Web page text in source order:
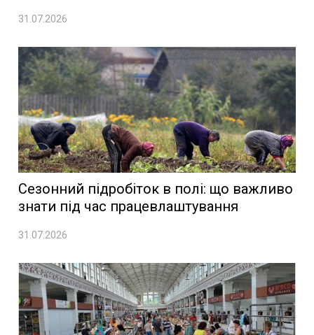
31.07.2026
Сезонний підробіток в полі: що важливо
знати під час працевлаштування
31.07.2026